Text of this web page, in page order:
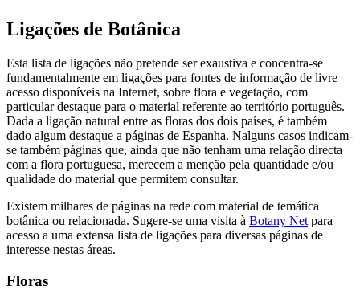
Ligações de Botânica
Esta lista de ligações não pretende ser exaustiva e concentra-se
fundamentalmente em ligações para fontes de informação de livre
acesso disponíveis na Internet, sobre flora e vegetação, com
particular destaque para o material referente ao território português.
Dada a ligação natural entre as floras dos dois países, é também
dado algum destaque a páginas de Espanha. Nalguns casos indicam-
se também páginas que, ainda que não tenham uma relação directa
com a flora portuguesa, merecem a menção pela quantidade e/ou
qualidade do material que permitem consultar.
Existem milhares de páginas na rede com material de temática
botânica ou relacionada. Sugere-se uma visita à Botany Net para
acesso a uma extensa lista de ligações para diversas páginas de
interesse nestas áreas.
Floras